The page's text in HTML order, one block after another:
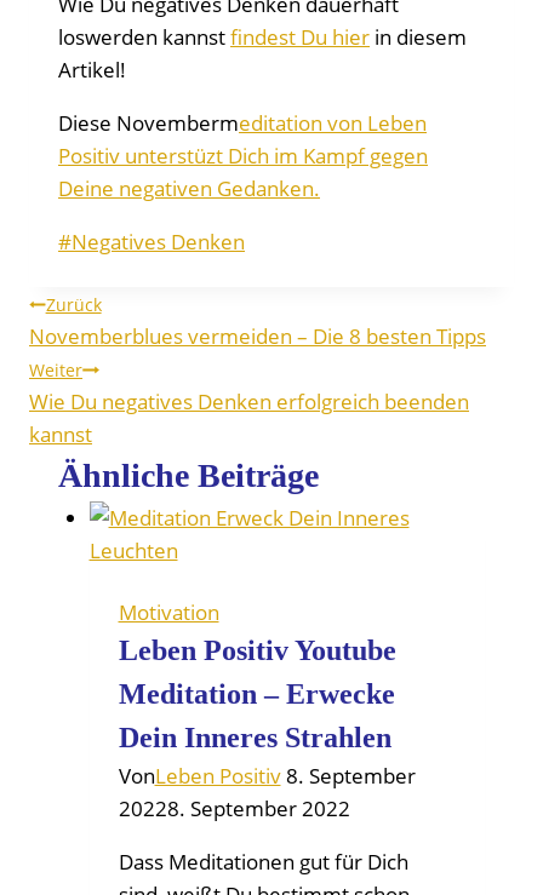
loswerden kannstfindest Du hier in diesem
Artikel!
Diese Novembermeditation von Leben
Positiv unterstüzt Dich im Kampf gegen
Deine negativen Gedanken.
Schlagworte:
#Negatives Denken
Beitragsnavigation
Zurück
Novemberblues vermeiden – Die 8 besten Tipps
Weiter
Wie Du negatives Denken erfolgreich beenden
kannst
Ähnliche Beiträge
Motivation
Leben Positiv Youtube
Meditation – Erwecke
Dein Inneres Strahlen
VonLeben Positiv 8. September
20228. September 2022
Dass Meditationen gut für Dich